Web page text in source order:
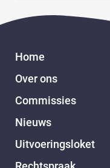
Home
Over ons
Commissies
Nieuws
Uitvoeringsloket